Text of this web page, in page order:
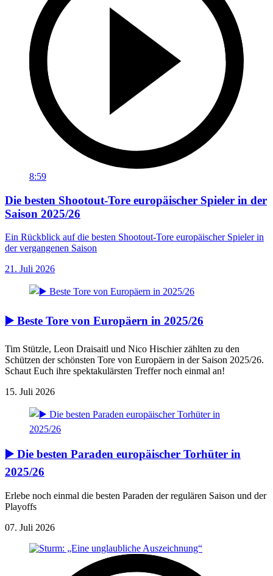
8:59
Die besten Shootout-Tore europäischer Spieler in der
Saison 2025/26
Ein Rückblick auf die besten Shootout-Tore europäischer Spieler in
der vergangenen Saison
21. Juli 2026
▶️ Beste Tore von Europäern in 2025/26
Tim Stützle, Leon Draisaitl und Nico Hischier zählten zu den
Schützen der schönsten Tore von Europäern in der Saison 2025/26.
Schaut Euch ihre spektakulärsten Treffer noch einmal an!
15. Juli 2026
▶️ Die besten Paraden europäischer Torhüter in
2025/26
Erlebe noch einmal die besten Paraden der regulären Saison und der
Playoffs
07. Juli 2026